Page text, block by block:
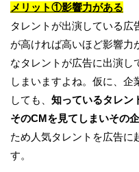
メリット①影響力がある
タレントが出演している広
が高ければ高いほど影響力
なタレントが広告に出演し
しまいますよね。仮に、企
しても、 知っているタレン
そのCMを見てしまいその
ため人気タレントを広告に
す。